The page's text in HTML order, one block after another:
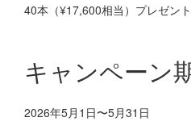
40本（¥17,600相当）プレゼント
キャンペーン
2026年5月1日〜5月31日